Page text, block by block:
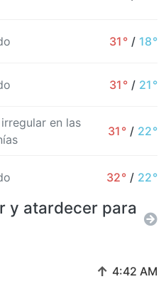
31° / 18°
31° / 21°
en las
31° / 22°
32° / 22°
y atardecer para
↑ 4:42 AM